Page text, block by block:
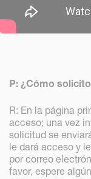
P: ¿Cómo
R: En la página
acceso; una vez
solicitud se
le dará acceso y
por correo
favor, espere